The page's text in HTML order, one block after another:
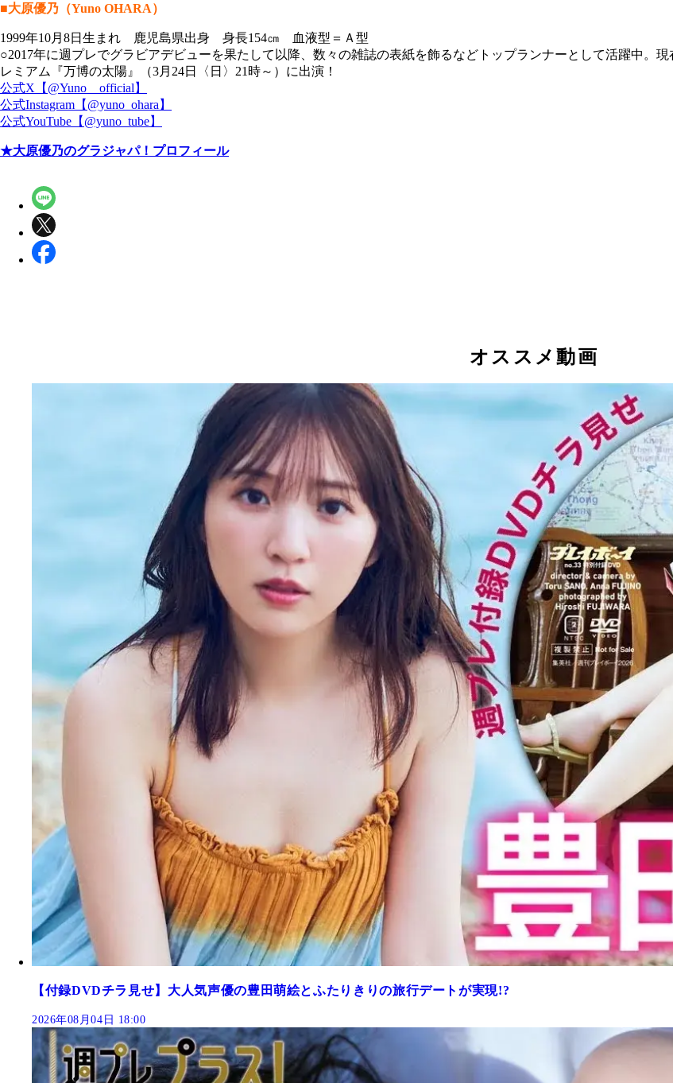
■大原優乃（Yuno OHARA）
1999年10月8日生まれ 鹿児島県出身 身長154㎝ 血液型＝Ａ型
○2017年に週プレでグラビアデビューを果たして以降、数々の雑誌の表紙を飾るなどトップランナーとして活躍中。
レミアム『万博の太陽』（3月24日〈日〉21時～）に出演！
公式X【@Yuno__official】
公式Instagram【@yuno_ohara】
公式YouTube【@yuno_tube】
★大原優乃のグラジャパ！プロフィール
オススメ動画
【付録DVDチラ見せ】大人気声優の豊田萌絵とふたりきりの旅行デートが実現!?
2026年08月04日 18:00